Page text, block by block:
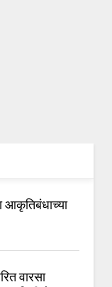
आकृतिबंधाच्या
वारसा